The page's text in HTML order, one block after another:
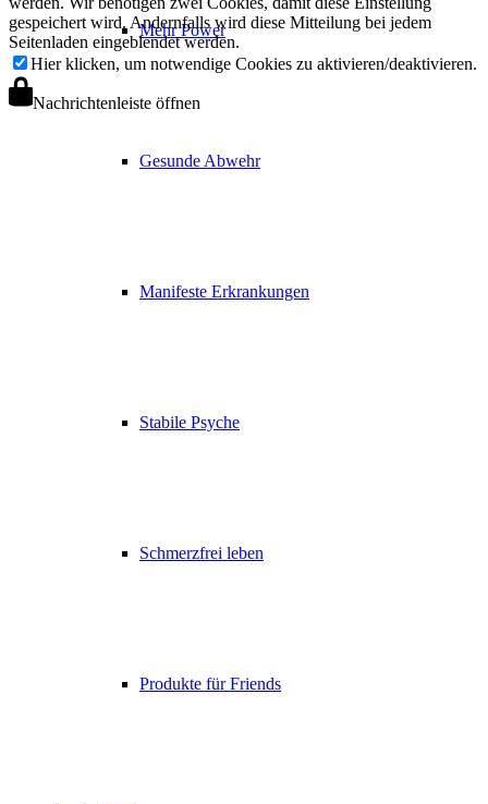
Mehr Power
Gesunde Abwehr
Manifeste Erkrankungen
Stabile Psyche
Schmerzfrei leben
Produkte für Friends
gespeichert wird. Andernfalls wird diese Mitteilung bei jedem
Seitenladen eingeblendet werden.
Hier klicken, um notwendige Cookies zu aktivieren/deaktivieren.
Nachrichtenleiste öffnen